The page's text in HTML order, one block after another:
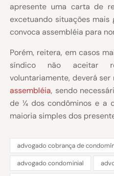
apresente uma carta de
excetuando situações mais
convoca assembléia para
Porém, reitera, em casos
síndico não aceitar
voluntariamente, deverá ser
assembléia, sendo
de ¼ dos condôminos e a
maioria simples dos
advogado cobrança de
advogado condominial